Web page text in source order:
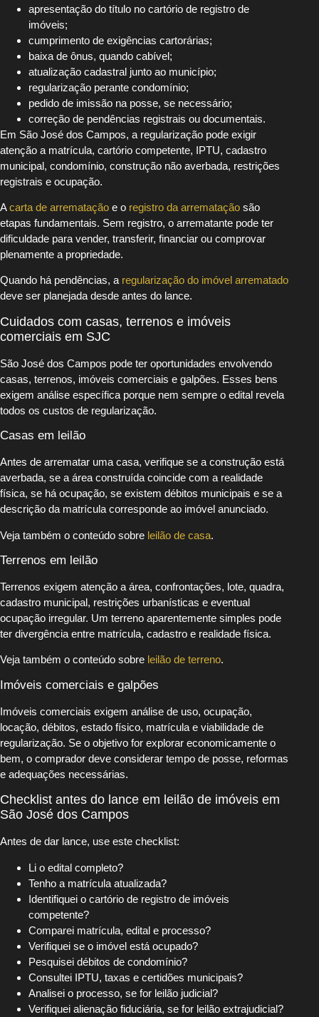
apresentação do título no cartório de registro de
imóveis;
cumprimento de exigências cartorárias;
baixa de ônus, quando cabível;
atualização cadastral junto ao município;
regularização perante condomínio;
pedido de imissão na posse, se necessário;
correção de pendências registrais ou documentais.
Em São José dos Campos, a regularização pode exigir
atenção a matrícula, cartório competente, IPTU, cadastro
municipal, condomínio, construção não averbada, restrições
registrais e ocupação.
Acarta de arrematação e o registro da arrematação são
etapas fundamentais. Sem registro, o arrematante pode ter
dificuldade para vender, transferir, financiar ou comprovar
plenamente a propriedade.
Quando há pendências, a regularização do imóvel arrematado
deve ser planejada desde antes do lance.
Cuidados com casas, terrenos e imóveis
comerciais em SJC
São José dos Campos pode ter oportunidades envolvendo
casas, terrenos, imóveis comerciais e galpões. Esses bens
exigem análise específica porque nem sempre o edital revela
todos os custos de regularização.
Casas em leilão
Antes de arrematar uma casa, verifique se a construção está
averbada, se a área construída coincide com a realidade
física, se há ocupação, se existem débitos municipais e se a
descrição da matrícula corresponde ao imóvel anunciado.
Veja também o conteúdo sobre leilão de casa.
Terrenos em leilão
Terrenos exigem atenção a área, confrontações, lote, quadra,
cadastro municipal, restrições urbanísticas e eventual
ocupação irregular. Um terreno aparentemente simples pode
ter divergência entre matrícula, cadastro e realidade física.
Veja também o conteúdo sobre leilão de terreno.
Imóveis comerciais e galpões
Imóveis comerciais exigem análise de uso, ocupação,
locação, débitos, estado físico, matrícula e viabilidade de
regularização. Se o objetivo for explorar economicamente o
bem, o comprador deve considerar tempo de posse, reformas
e adequações necessárias.
Checklist antes do lance em leilão de imóveis em
São José dos Campos
Antes de dar lance, use este checklist:
Li o edital completo?
Tenho a matrícula atualizada?
Identifiquei o cartório de registro de imóveis
competente?
Comparei matrícula, edital e processo?
Verifiquei se o imóvel está ocupado?
Pesquisei débitos de condomínio?
Consultei IPTU, taxas e certidões municipais?
Analisei o processo, se for leilão judicial?
Verifiquei alienação fiduciária, se for leilão extrajudicial?